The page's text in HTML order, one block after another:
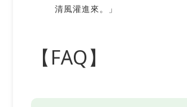
清風灌進來。」
【FAQ】